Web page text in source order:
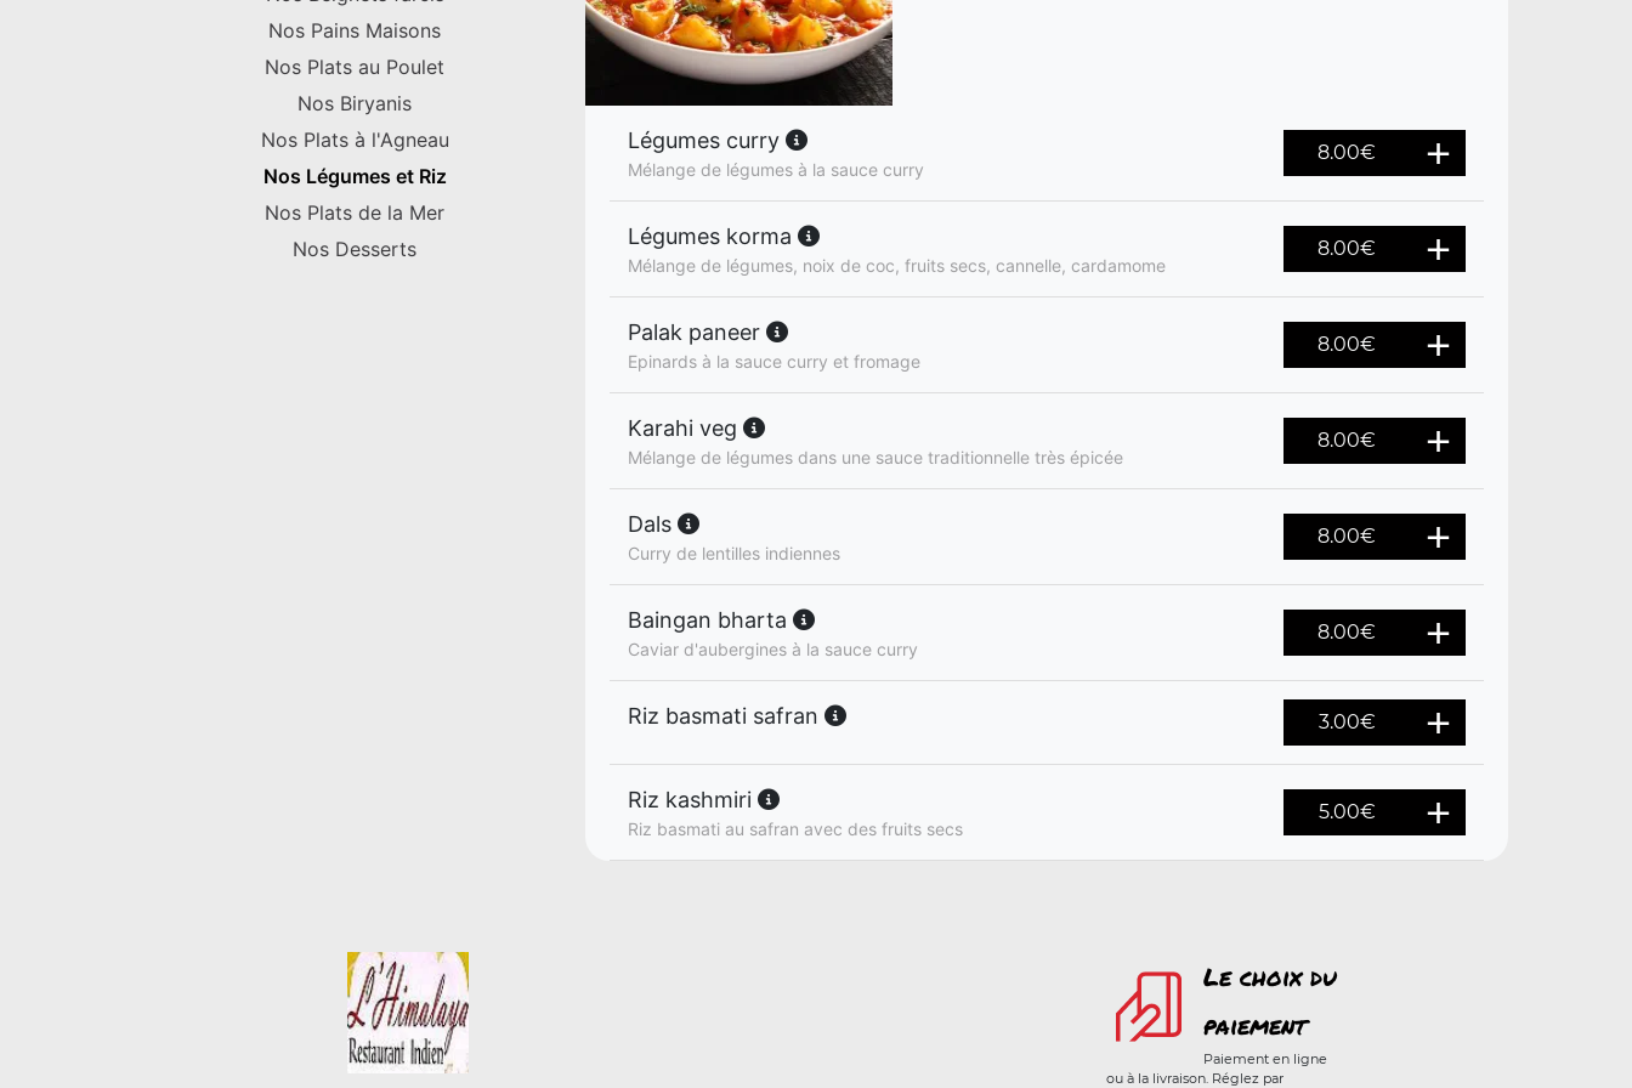
Nos Pains Maisons
Nos Plats au Poulet
Nos Biryanis
Nos Plats à l'Agneau
Nos Légumes et Riz
Nos Plats de la Mer
Nos Desserts
Légumes curry
Mélange de légumes à la sauce curry
8.00€
Légumes korma
Mélange de légumes, noix de coc, fruits secs, cannelle, cardamome
8.00€
Palak paneer
Epinards à la sauce curry et fromage
8.00€
Karahi veg
Mélange de légumes dans une sauce traditionnelle très épicée
8.00€
Dals
Curry de lentilles indiennes
8.00€
Baingan bharta
Caviar d'aubergines à la sauce curry
8.00€
Riz basmati safran 3.00€
Riz kashmiri
Riz basmati au safran avec des fruits secs
5.00€
Le choix du
paiement
Paiement en ligne
ou à la livraison. Réglez par